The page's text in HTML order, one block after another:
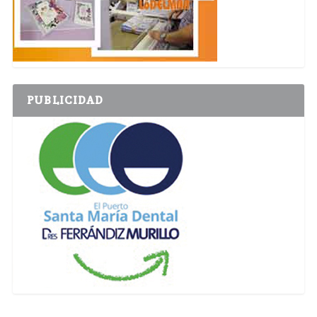
PUBLICIDAD